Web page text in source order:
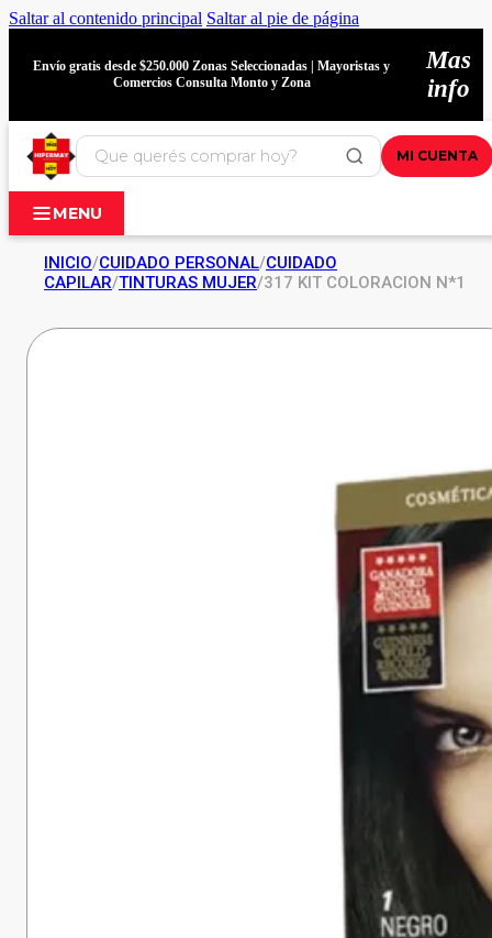
Saltar al contenido principal Saltar al pie de página
Envío gratis desde $250.000 Zonas Seleccionadas | Mayoristas y
Comercios Consulta Monto y Zona
Mas
info
MI CUENTA
MENU
INICIO/CUIDADO PERSONAL/CUIDADO
CAPILAR/TINTURAS MUJER/317 KIT COLORACION N*1